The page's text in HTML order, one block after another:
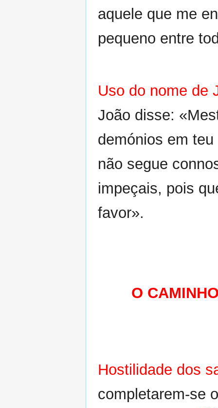
aquele que me
pequeno entre
Uso do nome de
João disse:
demónios em
não segue
impeçais, pois
favor».
O
Hostilidade dos
completarem-se